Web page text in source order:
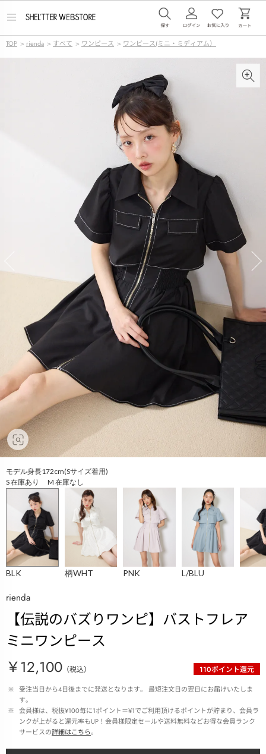
メ
ー
を
TOP > rienda > すべて > ワンピース > ワンピース(ミニ・ミディアム）
モデル身長172cm(Sサイズ着用)
S 在庫あり M 在庫なし
BLK 柄WHT PNK L/BLU
rienda
【伝説のバズりワンピ】バストフレア
ミニワンピース
￥12,100 （税込） 110ポイント還元
※ 受注当日から4日後までに発送となります。 最短注文日の翌日にお届けいたしま
す。
※ 会員様は、税抜¥100毎に1ポイント＝¥1でご利用頂けるポイントが貯まり、会員ラ
ンクが上がると還元率もUP！会員様限定セールや送料無料などお得な会員ランク
サービスの詳細はこちら。